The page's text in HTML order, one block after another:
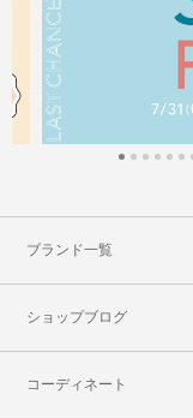
ブランド一覧
ショップブログ
コーディネート